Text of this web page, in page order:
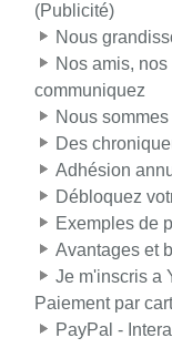
(Publicité)
Nous
Nos amis,
communiquez
Nous
Des
Adhésion
Débloquez
Exemples de
Avantages et
Je m'inscris a
Paiement par
PayPal -